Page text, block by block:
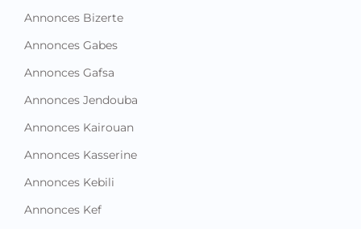
Annonces Bizerte
Annonces Gabes
Annonces Gafsa
Annonces Jendouba
Annonces Kairouan
Annonces Kasserine
Annonces Kebili
Annonces Kef